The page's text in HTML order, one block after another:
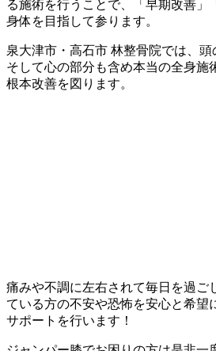
る施術を行うことで、「早期改善」
身体を目指して参ります。
泉大津市・高石市 林整骨院では、頭
そして心の部分も含め本当の全身施
根本改善を図ります。
痛みや不調に左右されて毎日を過ご
ている方の不安や恐怖を安心と希望
サポートを行います！